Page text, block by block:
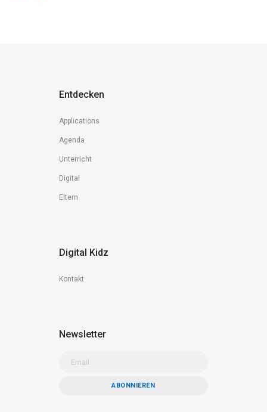
Entdecken
Applications
Agenda
Unterricht
Digital
Eltern
Digital Kidz
Kontakt
Newsletter